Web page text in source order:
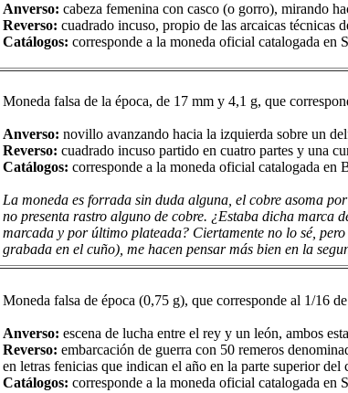
Anverso: cabeza femenina con casco (o gorro), mirando
Reverso: cuadrado incuso, propio de las arcaicas técnicas
Catálogos: corresponde a la moneda oficial catalogada
Moneda falsa de la época, de 17 mm y 4,1 g, que
Anverso: novillo avanzando hacia la izquierda sobre un
Reverso: cuadrado incuso partido en cuatro partes y una
Catálogos: corresponde a la moneda oficial catalogada en
La moneda es forrada sin duda alguna, el cobre asoma
no presenta rastro alguno de cobre. ¿Estaba dicha marca
marcada y por último plateada? Ciertamente no lo sé,
grabada en el cuño), me hacen pensar más bien en la
Moneda falsa de época (0,75 g), que corresponde al 1/16
Anverso: escena de lucha entre el rey y un león, ambos
Reverso: embarcación de guerra con 50 remeros
en letras fenicias que indican el año en la parte superior del
Catálogos: corresponde a la moneda oficial catalogada en